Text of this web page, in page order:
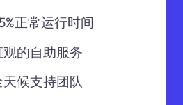
正常运行时间
观的自助服务
天候支持团队